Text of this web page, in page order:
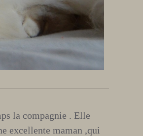
la compagnie . Elle
excellente maman ,qui